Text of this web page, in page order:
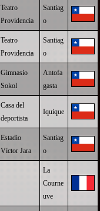
Teatro
Providencia
Santiag
o
Teatro
Providencia
Santiag
o
Gimnasio
Sokol
Antofa
gasta
Casa del
deportista
Iquique
Estadio
Víctor Jara
Santiag
o
La
Courne
uve